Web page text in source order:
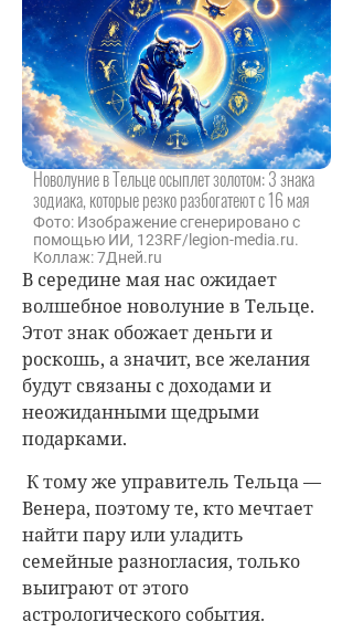
Новолуние в Тельце осыплет золотом: 3 знака
зодиака, которые резко разбогатеют с 16 мая
Фото: Изображение сгенерировано с
помощью ИИ, 123RF/legion-media.ru.
Коллаж: 7Дней.ru
В середине мая нас ожидает
волшебное новолуние в Тельце.
Этот знак обожает деньги и
роскошь, а значит, все желания
будут связаны с доходами и
неожиданными щедрыми
подарками.
К тому же управитель Тельца —
Венера, поэтому те, кто мечтает
найти пару или уладить
семейные разногласия, только
выиграют от этого
астрологического события.